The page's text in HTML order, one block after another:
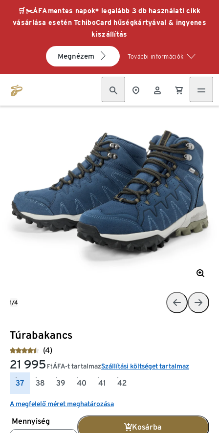
🛒✂️ÁFAmentes napok* legalább 3 db használati cikk
vásárlása esetén TchiboCard hűségkártyával & ingyenes
kiszállítás
Megnézem További információk
Túrabakancs
(4)
21 995 FtÁFA-t tartalmazSzállítási költséget tartalmaz
37 38 39 40 41 42
A megfelelő méret meghatározása
Mennyiség
Kosárba
1/4